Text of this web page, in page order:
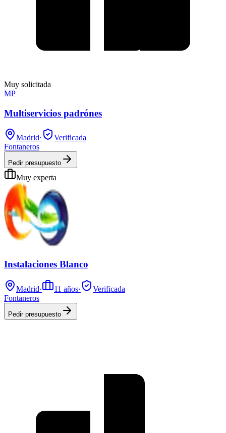
Muy solicitada
MP
Multiservicios padrónes
Madrid·
Verificada
Fontaneros
Pedir presupuesto
Muy experta
Instalaciones Blanco
Madrid· 11 años·
Verificada
Fontaneros
Pedir presupuesto